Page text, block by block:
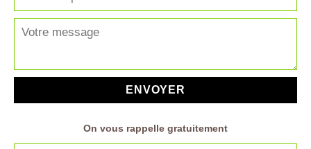
On vous rappelle gratuitement